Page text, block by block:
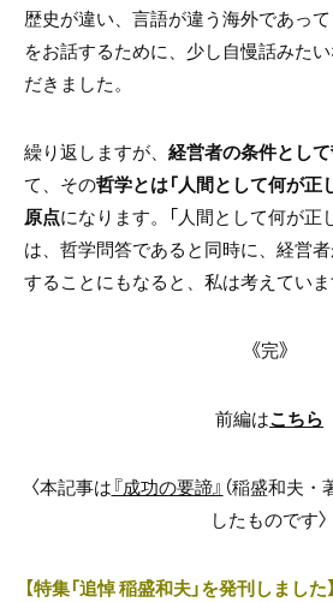
歴史が違い、言語が違う海外であっ
をお話するために、少し自慢話みた
だきました。
繰り返しますが、 経営者の条件とし
て、その哲学とは「人間として何が正
原点になります。「人間として何が正
は、哲学問答であると同時に、経営
することにもなると、私は考えていま
《完》
前編はこちら
〈本記事は『成功の要諦』 （稲盛和夫
したものです〉
【特集「追悼 稲盛和夫」を発刊しました】